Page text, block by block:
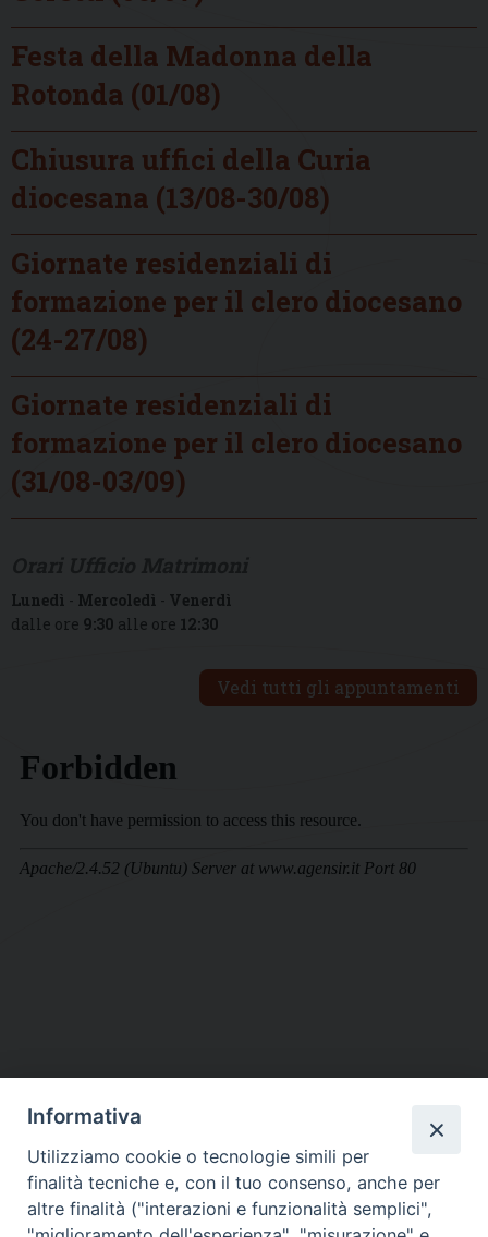
Festa della Madonna della
Rotonda (01/08)
Chiusura uffici della Curia
diocesana (13/08-30/08)
Giornate residenziali di
formazione per il clero diocesano
(24-27/08)
Giornate residenziali di
formazione per il clero diocesano
(31/08-03/09)
Lunedì - Mercoledì - Venerdì
dalle ore 9:30 alle ore 12:30
Vedi tutti gli appuntamenti
DIOCESI SUBURBICARIA DI ALBANO
Contatti:Tel.: 06.93268401 - Fax.: 06.9323844
E-mail:curia@diocesidialbano.it
Informativa
Utilizziamo cookie o tecnologie simili per
finalità tecniche e, con il tuo consenso, anche per
altre finalità ("interazioni e funzionalità semplici",